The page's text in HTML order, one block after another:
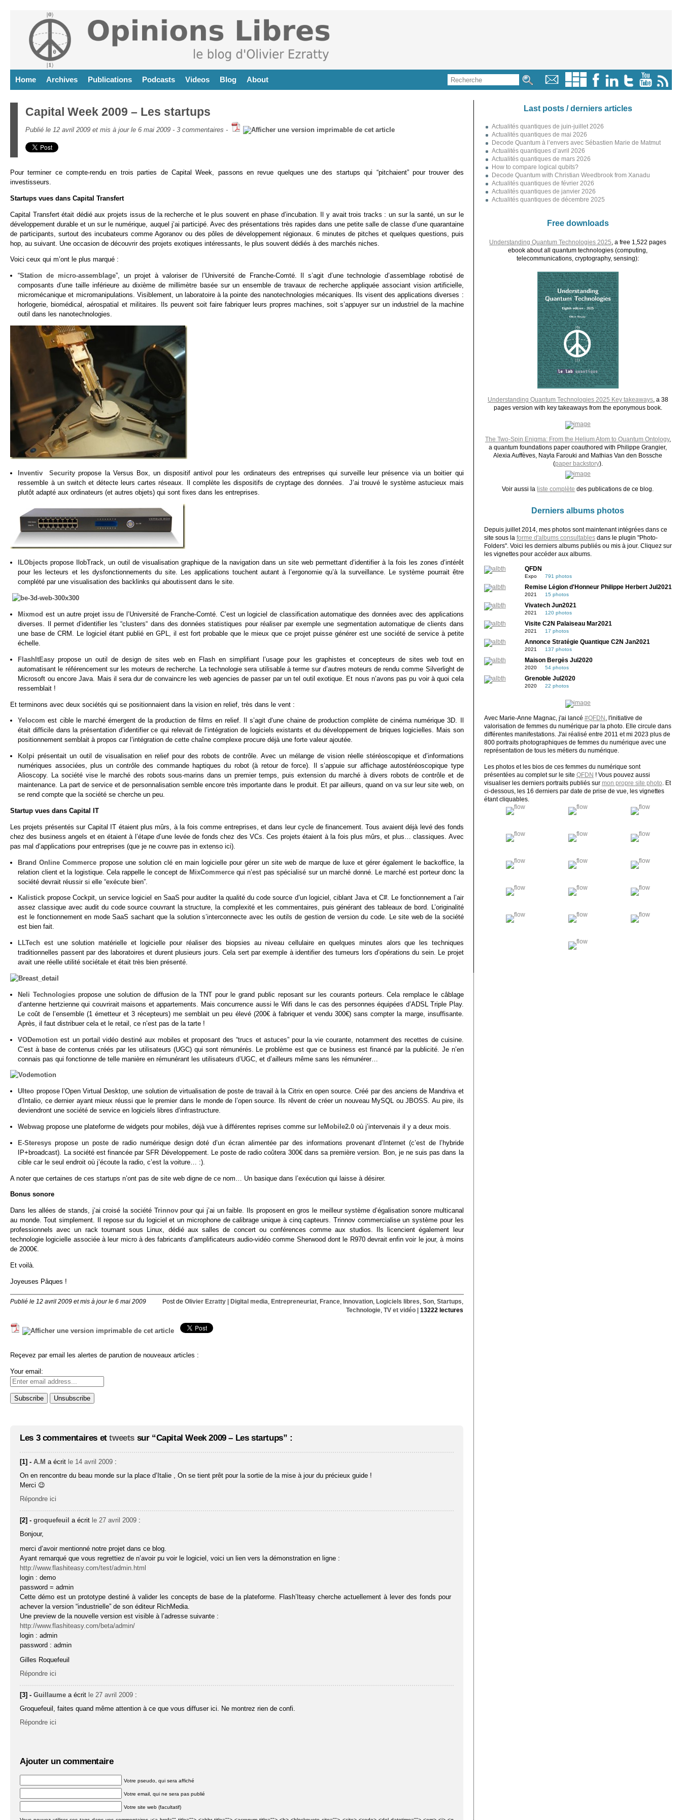
Home Archives Publications Podcasts Videos Blog About
Capital Week 2009 – Les startups
Publié le 12 avril 2009 et mis à jour le 6 mai 2009 - 3 commentaires -
Pour terminer ce compte-rendu en trois parties de Capital Week, passons en revue quelques une des startups qui “pitchaient” pour trouver des
investisseurs.
Startups vues dans Capital Transfert
Capital Transfert était dédié aux projets issus de la recherche et le plus souvent en phase d’incubation. Il y avait trois tracks : un sur la santé, un sur le
développement durable et un sur le numérique, auquel j’ai participé. Avec des présentations très rapides dans une petite salle de classe d’une quarantaine
de participants, surtout des incubateurs comme Agoranov ou des pôles de développement régionaux. 6 minutes de pitches et quelques questions, puis
hop, au suivant. Une occasion de découvrir des projets exotiques intéressants, le plus souvent dédiés à des marchés niches.
Voici ceux qui m’ont le plus marqué :
“Station de micro-assemblage”, un projet à valoriser de l’Université de Franche-Comté. Il s’agit d’une technologie d’assemblage robotisé de
composants d’une taille inférieure au dixième de millimètre basée sur un ensemble de travaux de recherche appliquée associant vision artificielle,
micromécanique et micromanipulations. Visiblement, un laboratoire à la pointe des nanotechnologies mécaniques. Ils visent des applications diverses :
horlogerie, biomédical, aérospatial et militaires. Ils peuvent soit faire fabriquer leurs propres machines, soit s’appuyer sur un industriel de la machine
outil dans les nanotechnologies.
Inventiv Securitypropose la Versus Box, un dispositif antivol pour les ordinateurs des entreprises qui surveille leur présence via un boitier qui
ressemble à un switch et détecte leurs cartes réseaux. Il complète les dispositifs de cryptage des données. J’ai trouvé le système astucieux mais
plutôt adapté aux ordinateurs (et autres objets) qui sont fixes dans les entreprises.
ILObjects propose IlobTrack, un outil de visualisation graphique de la navigation dans un site web permettant d’identifier à la fois les zones d’intérêt
pour les lecteurs et les dysfonctionnements du site. Les applications touchent autant à l’ergonomie qu’à la surveillance. Le système pourrait être
complété par une visualisation des backlinks qui aboutissent dans le site.
Mixmod est un autre projet issu de l’Université de Franche-Comté. C’est un logiciel de classification automatique des données avec des applications
diverses. Il permet d’identifier les “clusters“ dans des données statistiques pour réaliser par exemple une segmentation automatique de clients dans
une base de CRM. Le logiciel étant publié en GPL, il est fort probable que le mieux que ce projet puisse générer est une société de service à petite
échelle.
FlashItEasy propose un outil de design de sites web en Flash en simplifiant l’usage pour les graphistes et concepteurs de sites web tout en
automatisant le référencement sur les moteurs de recherche. La technologie sera utilisable à terme sur d’autres moteurs de rendu comme Silverlight de
Microsoft ou encore Java. Mais il sera dur de convaincre les web agencies de passer par un tel outil exotique. Et nous n’avons pas pu voir à quoi cela
ressemblait !
Et terminons avec deux sociétés qui se positionnaient dans la vision en relief, très dans le vent :
Yelocom est cible le marché émergent de la production de films en relief. Il s’agit d‘une chaine de production complète de cinéma numérique 3D. Il
était difficile dans la présentation d’identifier ce qui relevait de l’intégration de logiciels existants et du développement de briques logicielles. Mais son
positionnement semblait à propos car l’intégration de cette chaîne complexe procure déjà une forte valeur ajoutée.
Kolpi présentait un outil de visualisation en relief pour des robots de contrôle. Avec un mélange de vision réelle stéréoscopique et d’informations
numériques associées, plus un contrôle des commande haptiques du robot (à retour de force). Il s’appuie sur affichage autostéréoscopique type
Alioscopy. La société vise le marché des robots sous-marins dans un premier temps, puis extension du marché à divers robots de contrôle et de
maintenance. La part de service et de personnalisation semble encore très importante dans le produit. Et par ailleurs, quand on va sur leur site web, on
se rend compte que la société se cherche un peu.
Startup vues dans Capital IT
Les projets présentés sur Capital IT étaient plus mûrs, à la fois comme entreprises, et dans leur cycle de financement. Tous avaient déjà levé des fonds
chez des business angels et en étaient à l’étape d’une levée de fonds chez des VCs. Ces projets étaient à la fois plus mûrs, et plus… classiques. Avec
pas mal d’applications pour entreprises (que je ne couvre pas in extenso ici).
Brand Online Commerce propose une solution clé en main logicielle pour gérer un site web de marque de luxe et gérer également le backoffice, la
relation client et la logistique. Cela rappelle le concept de MixCommercequi n’est pas spécialisé sur un marché donné. Le marché est porteur donc la
société devrait réussir si elle “exécute bien”.
Kalistick propose Cockpit, un service logiciel en SaaS pour auditer la qualité du code source d’un logiciel, ciblant Java et C#. Le fonctionnement a l’air
assez classique avec audit du code source couvrant la structure, la complexité et les commentaires, puis générant des tableaux de bord. L’originalité
est le fonctionnement en mode SaaS sachant que la solution s’interconnecte avec les outils de gestion de version du code. Le site web de la société
est bien fait.
LLTech est une solution matérielle et logicielle pour réaliser des biopsies au niveau cellulaire en quelques minutes alors que les techniques
traditionnelles passent par des laboratoires et durent plusieurs jours. Cela sert par exemple à identifier des tumeurs lors d’opérations du sein. Le projet
avait une réelle utilité sociétale et était très bien présenté.
Neli Technologies propose une solution de diffusion de la TNT pour le grand public reposant sur les courants porteurs. Cela remplace le câblage
d’antenne hertzienne qui couvrirait maisons et appartements. Mais concurrence aussi le Wifi dans le cas des personnes équipées d’ADSL Triple Play.
Le coût de l’ensemble (1 émetteur et 3 récepteurs) me semblait un peu élevé (200€ à fabriquer et vendu 300€) sans compter la marge, insuffisante.
Après, il faut distribuer cela et le retail, ce n’est pas de la tarte !
VODemotion est un portail vidéo destiné aux mobiles et proposant des “trucs et astuces” pour la vie courante, notamment des recettes de cuisine.
C’est à base de contenus créés par les utilisateurs (UGC) qui sont rémunérés. Le problème est que ce business est financé par la publicité. Je n’en
connais pas qui fonctionne de telle manière en rémunérant les utilisateurs d’UGC, et d’ailleurs même sans les rémunérer…
Ulteo propose l’Open Virtual Desktop, une solution de virtualisation de poste de travail à la Citrix en open source. Créé par des anciens de Mandriva et
d’Intalio, ce dernier ayant mieux réussi que le premier dans le monde de l’open source. Ils rêvent de créer un nouveau MySQL ou JBOSS. Au pire, ils
deviendront une société de service en logiciels libres d’infrastructure.
Webwag propose une plateforme de widgets pour mobiles, déjà vue à différentes reprises comme sur leMobile2.0 où j’intervenais il y a deux mois.
E-Steresys propose un poste de radio numérique design doté d’un écran alimentée par des informations provenant d’Internet (c’est de l’hybride
IP+broadcast). La société est financée par SFR Développement. Le poste de radio coûtera 300€ dans sa première version. Bon, je ne suis pas dans la
cible car le seul endroit où j’écoute la radio, c’est la voiture… :).
A noter que certaines de ces startups n’ont pas de site web digne de ce nom… Un basique dans l’exécution qui laisse à désirer.
Bonus sonore
Dans les allées de stands, j’ai croisé la société Trinnovpour qui j’ai un faible. Ils proposent en gros le meilleur système d’égalisation sonore multicanal
au monde. Tout simplement. Il repose sur du logiciel et un microphone de calibrage unique à cinq capteurs. Trinnov commercialise un système pour les
professionnels avec un rack tournant sous Linux, dédié aux salles de concert ou conférences comme aux studios. Ils licencient également leur
technologie logicielle associée à leur micro à des fabricants d’amplificateurs audio-vidéo comme Sherwood dont le R970 devrait enfin voir le jour, à moins
de 2000€.
Et voilà.
Joyeuses Pâques !
Publié le 12 avril 2009 et mis à jour le 6 mai 2009 Post de Olivier Ezratty| Digital media Entrepreneuriat, France, Innovation, Logiciels libres Son, Startups
Technologie, TV et vidéo| 13222 lectures
Reçevez par email les alertes de parution de nouveaux articles :
Your email:
Les 3 commentaires ettweets sur “Capital Week 2009 – Les startups” :
[1] -A.M a écrit le 14 avril 2009 :
On en rencontre du beau monde sur la place d’Italie , On se tient prêt pour la sortie de la mise à jour du précieux guide !
Merci 😉
Répondre ici
[2] -groquefeuil a écrit le 27 avril 2009 :
Bonjour,
merci d’avoir mentionné notre projet dans ce blog.
Ayant remarqué que vous regrettiez de n’avoir pu voir le logiciel, voici un lien vers la démonstration en ligne :
http://www.flashiteasy.com/test/admin.html
login : demo
password = admin
Cette démo est un prototype destiné à valider les concepts de base de la plateforme. Flash’Iteasy cherche actuellement à lever des fonds pour
achever la version “industrielle” de son éditeur RichMedia.
Une preview de la nouvelle version est visible à l’adresse suivante :
http://www.flashiteasy.com/beta/admin/
login : admin
password : admin
Gilles Roquefeuil
Répondre ici
[3] -Guillaume a écrit le 27 avril 2009 :
Groquefeuil, faites quand même attention à ce que vous diffuser ici. Ne montrez rien de confi.
Répondre ici
Ajouter un commentaire
Votre pseudo, qui sera affiché
Votre email, qui ne sera pas publié
Votre site web (facultatif)
Last posts / derniers articles
Actualités quantiques de juin-juillet 2026
Actualités quantiques de mai 2026
Decode Quantum à l’envers avec Sébastien Marie de Matmut
Actualités quantiques d’avril 2026
Actualités quantiques de mars 2026
How to compare logical qubits?
Decode Quantum with Christian Weedbrook from Xanadu
Actualités quantiques de février 2026
Actualités quantiques de janvier 2026
Actualités quantiques de décembre 2025
Free downloads
Understanding Quantum Technologies 2025 , a free 1,522 pages
ebook about all quantum technologies (computing,
telecommunications, cryptography, sensing):
Understanding Quantum Technologies 2025 Key takeaways, a 38
pages version with key takeaways from the eponymous book.
The Two-Spin Enigma: From the Helium Atom to Quantum Ontology,
a quantum foundations paper coauthored with Philippe Grangier,
Alexia Auffèves, Nayla Farouki and Mathias Van den Bossche
(paper backstory).
Voir aussi la liste complète des publications de ce blog.
Derniers albums photos
Depuis juillet 2014, mes photos sont maintenant intégrées dans ce
site sous la forme d'albums consultablesdans le plugin "Photo-
Folders". Voici les derniers albums publiés ou mis à jour. Cliquez sur
les vignettes pour accéder aux albums.
QFDN
Expo 791 photos
Remise Légion d'Honneur Philippe Herbert Jul2021
2021 15 photos
Vivatech Jun2021
2021 120 photos
Visite C2N Palaiseau Mar2021
2021 17 photos
Annonce Stratégie Quantique C2N Jan2021
2021 137 photos
Maison Bergès Jul2020
2020 54 photos
Grenoble Jul2020
2020 22 photos
Avec Marie-Anne Magnac, j'ai lancé #QFDN
, l'initiative de
valorisation de femmes du numérique par la photo. Elle circule dans
différentes manifestations. J'ai réalisé entre 2011 et mi 2023 plus de
800 portraits photographiques de femmes du numérique avec une
représentation de tous les métiers du numérique.
Les photos et les bios de ces femmes du numérique sont
présentées au complet sur le site QFDN ! Vous pouvez aussi
visualiser les derniers portraits publiés sur mon propre site photo . Et
ci-dessous, les 16 derniers par date de prise de vue, les vignettes
étant cliquables.